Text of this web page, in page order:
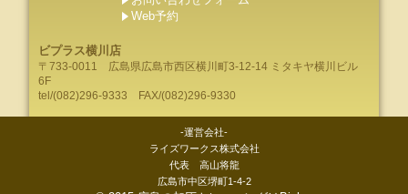
Web予約
ビプラス横川店
〒733-0011 広島県広島市西区横川町3-12-14 ミタキヤ横川ビル
6F
tel/(082)296-9333 FAX/(082)296-9330
-運営会社-
ライズワークス株式会社
代表 高山将龍
広島市中区堺町1-4-2